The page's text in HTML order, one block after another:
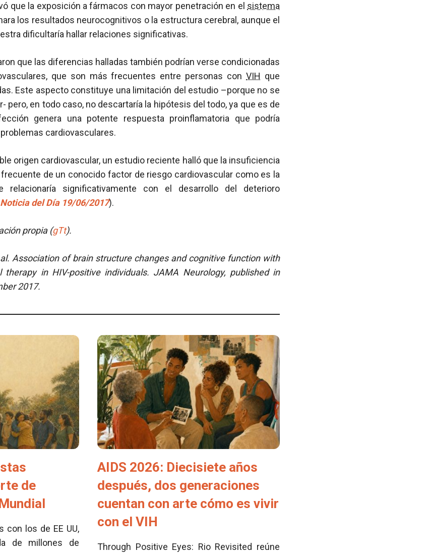
que la exposición a fármacos con mayor penetración en el sistema
los resultados neurocognitivos o la estructura cerebral, aunque el
dificultaría hallar relaciones significativas.
que las diferencias halladas también podrían verse condicionadas
que son más frecuentes entre personas conVIH que
Este aspecto constituye una limitación del estudio –porque no se
pero, en todo caso, no descartaría la hipótesis del todo, ya que es de
genera una potente respuesta proinflamatoria que podría
cardiovasculares.
origen cardiovascular, un estudio reciente halló que la insuficiencia
de un conocido factor de riesgo cardiovascular como es la
relacionaría significativamente con el desarrollo del deterioro
del Día 19/06/2017).
propia (gTt).
Association of brain structure changes and cognitive function with
therapy in HIV-positive individuals. JAMA Neurology, published in
2017.
de
con los de EE UU,
de millones de
AIDS 2026: Diecisiete años
después, dos generaciones
cuentan con arte cómo es vivir
con el VIH
Through Positive Eyes: Rio Revisited reúne